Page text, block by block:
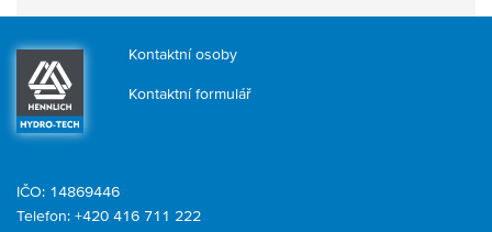
Kontaktní osoby
Kontaktní formulář
IČO: 14869446
Telefon: +420 416 711 222